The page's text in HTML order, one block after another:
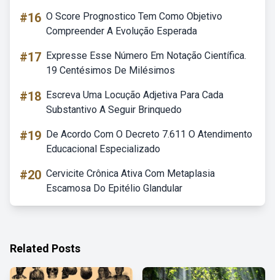
#16 O Score Prognostico Tem Como Objetivo
Compreender A Evolução Esperada
#17 Expresse Esse Número Em Notação Científica.
19 Centésimos De Milésimos
#18 Escreva Uma Locução Adjetiva Para Cada
Substantivo A Seguir Brinquedo
#19 De Acordo Com O Decreto 7.611 O Atendimento
Educacional Especializado
#20 Cervicite Crônica Ativa Com Metaplasia
Escamosa Do Epitélio Glandular
Related Posts